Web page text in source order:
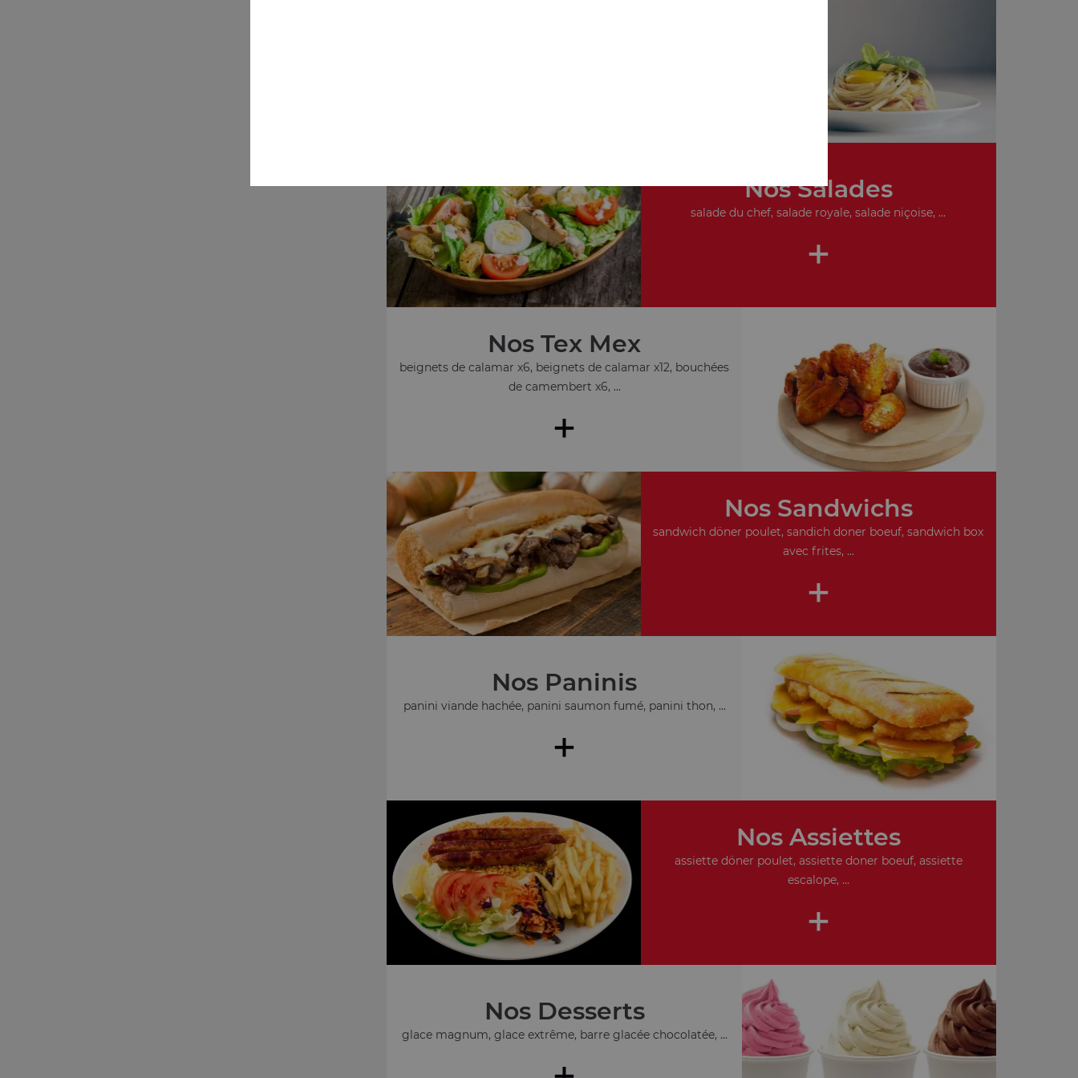
Nos Salades
salade du chef, salade royale, salade niçoise, ...
+
Nos Tex Mex
beignets de calamar x6, beignets de calamar x12, bouchées
de camembert x6, ...
+
Nos Sandwichs
sandwich döner poulet, sandich doner boeuf, sandwich box
avec frites, ...
+
Nos Paninis
panini viande hachée, panini saumon fumé, panini thon, ...
+
Nos Assiettes
assiette döner poulet, assiette doner boeuf, assiette
escalope, ...
+
Nos Desserts
glace magnum, glace extrême, barre glacée chocolatée, ...